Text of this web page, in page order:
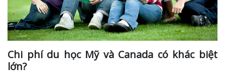
Chi phí du học Mỹ và Canada có khác biệt
lớn?